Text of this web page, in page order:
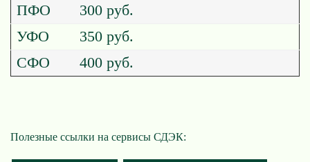
ПФО
300 руб.
УФО
350 руб.
СФО
400 руб.
Полезные ссылки на сервисы СДЭК: